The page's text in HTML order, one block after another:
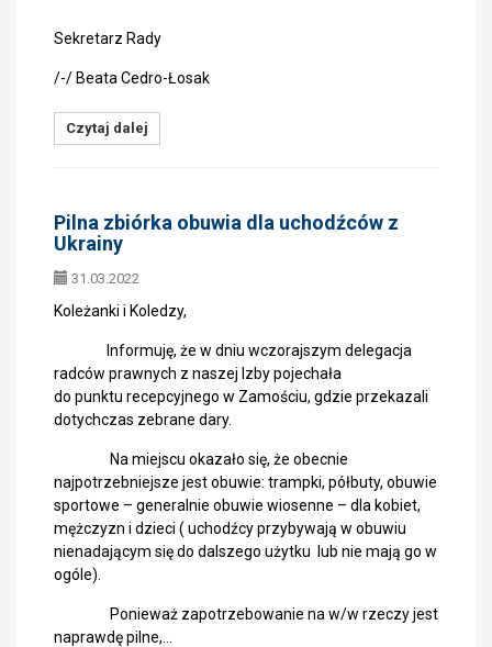
Sekretarz Rady
/-/ Beata Cedro-Łosak
Czytaj dalej
Pilna zbiórka obuwia dla uchodźców z
Ukrainy
31.03.2022
Koleżanki i Koledzy,
Informuję, że w dniu wczorajszym delegacja
radców prawnych z naszej Izby pojechała
do punktu recepcyjnego w Zamościu, gdzie przekazali
dotychczas zebrane dary.
Na miejscu okazało się, że obecnie
najpotrzebniejsze jest obuwie: trampki, półbuty, obuwie
sportowe – generalnie obuwie wiosenne – dla kobiet,
mężczyzn i dzieci ( uchodźcy przybywają w obuwiu
nienadającym się do dalszego użytku lub nie mają go w
ogóle).
Ponieważ zapotrzebowanie na w/w rzeczy jest
naprawdę pilne,…